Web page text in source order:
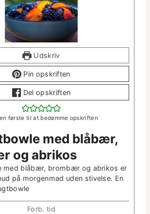
Udskriv
Pin opskriften
Del opskriften
første til at bedømme opskriften
med blåbær,
og abrikos
med blåbær, brom­bær og abrikos er
på mor­gen­mad uden stivelse. En
Forb. tid